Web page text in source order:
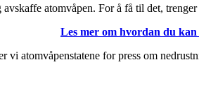
atomvåpen. For å få til det,
Les mer om hvordan du
atomvåpenstatene for press om